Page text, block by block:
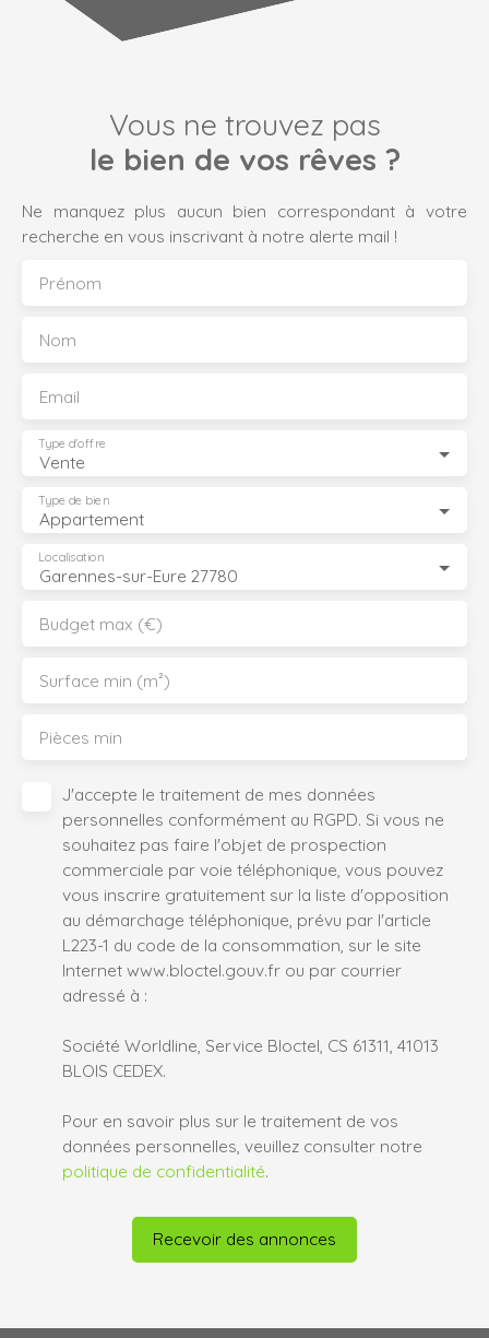
Vous ne trouvez pas
le bien de vos rêves ?
Ne manquez plus aucun bien correspondant à votre
recherche en vous inscrivant à notre alerte mail !
Prénom
Nom
Email
Vente
Type d'offre
Appartement
Type de bien
Garennes-sur-Eure 27780
Localisation
Budget max (€)
Surface min (m²)
Pièces min
J'accepte le traitement de mes données
personnelles conformément au RGPD. Si vous ne
souhaitez pas faire l'objet de prospection
commerciale par voie téléphonique, vous pouvez
vous inscrire gratuitement sur la liste d'opposition
au démarchage téléphonique, prévu par l'article
L223-1 du code de la consommation, sur le site
Internet www.bloctel.gouv.fr ou par courrier
adressé à :
Société Worldline, Service Bloctel, CS 61311, 41013
BLOIS CEDEX.
Pour en savoir plus sur le traitement de vos
données personnelles, veuillez consulter notre
politique de confidentialité.
Recevoir des annonces